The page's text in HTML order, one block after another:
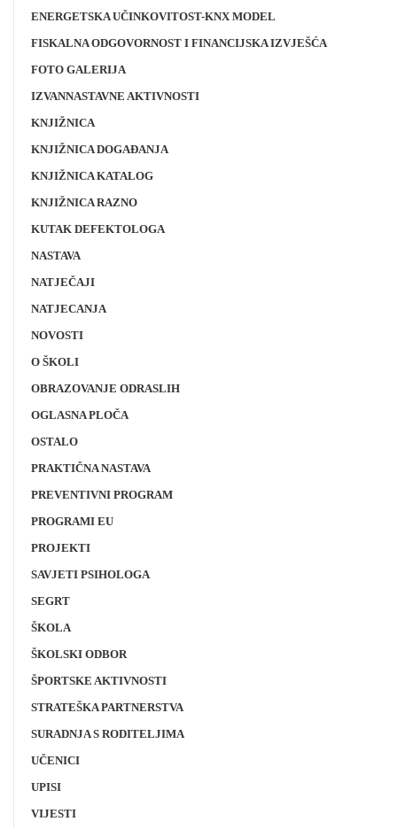
ENERGETSKA UČINKOVITOST-KNX MODEL
FISKALNA ODGOVORNOST I FINANCIJSKA IZVJEŠĆA
FOTO GALERIJA
IZVANNASTAVNE AKTIVNOSTI
KNJIŽNICA
KNJIŽNICA DOGAĐANJA
KNJIŽNICA KATALOG
KNJIŽNICA RAZNO
KUTAK DEFEKTOLOGA
NASTAVA
NATJEČAJI
NATJECANJA
NOVOSTI
O ŠKOLI
OBRAZOVANJE ODRASLIH
OGLASNA PLOČA
OSTALO
PRAKTIČNA NASTAVA
PREVENTIVNI PROGRAM
PROGRAMI EU
PROJEKTI
SAVJETI PSIHOLOGA
SEGRT
ŠKOLA
ŠKOLSKI ODBOR
ŠPORTSKE AKTIVNOSTI
STRATEŠKA PARTNERSTVA
SURADNJA S RODITELJIMA
UČENICI
UPISI
VIJESTI